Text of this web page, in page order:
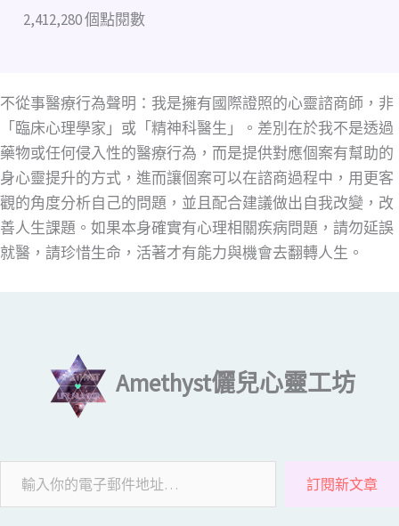
2,412,280 個點閱數
不從事醫療行為聲明：我是擁有國際證照的心靈諮商師，非
「臨床心理學家」或「精神科醫生」。差別在於我不是透過
藥物或任何侵入性的醫療行為，而是提供對應個案有幫助的
身心靈提升的方式，進而讓個案可以在諮商過程中，用更客
觀的角度分析自己的問題，並且配合建議做出自我改變，改
善人生課題。如果本身確實有心理相關疾病問題，請勿延誤
就醫，請珍惜生命，活著才有能力與機會去翻轉人生。
Amethyst儷兒心靈工坊
訂閱新文章